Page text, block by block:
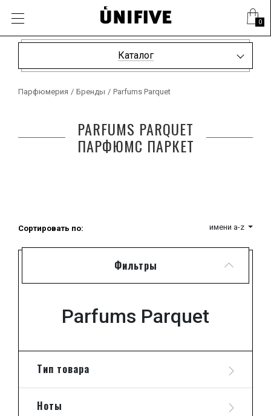
0
Каталог
Парфюмерия / Бренды / Parfums Parquet
PARFUMS PARQUET
ПАРФЮМС ПАРКЕТ
Фильтры
Parfums Parquet
Тип товара
Ноты
Сортировать по: имени a-z